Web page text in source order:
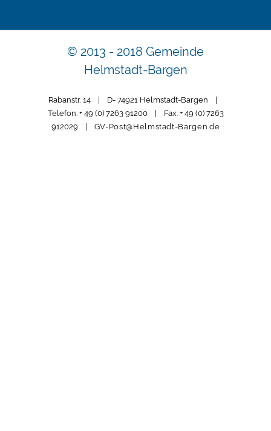
© 2013 - 2018 Gemeinde
Helmstadt-Bargen
Rabanstr. 14 | D- 74921 Helmstadt-Bargen |
Telefon: + 49 (0) 7263 91200 | Fax: + 49 (0) 7263
912029 | GV-Post@Helmstadt-Bargen.de